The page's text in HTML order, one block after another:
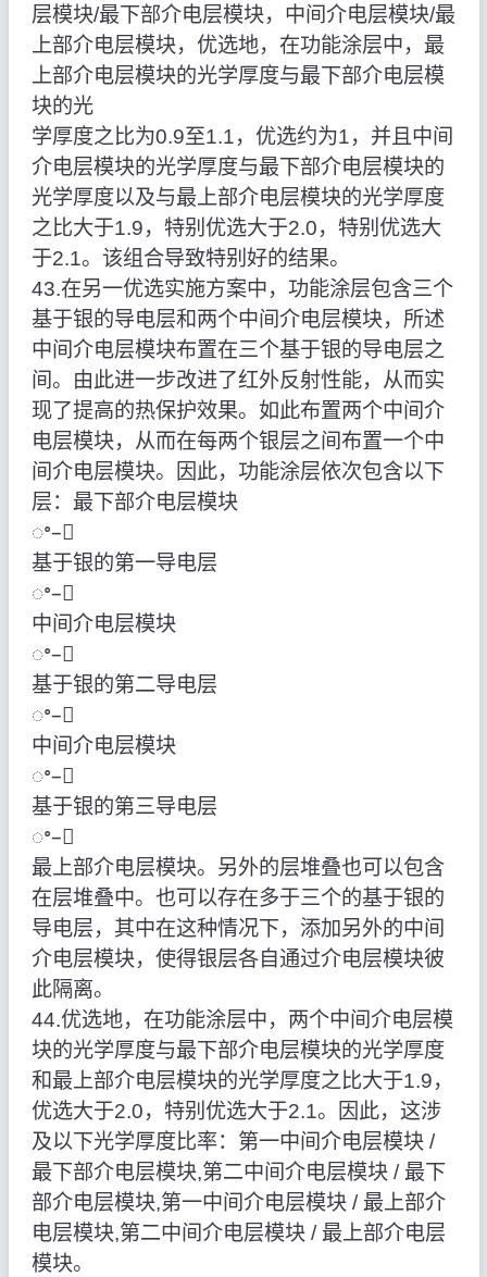
层模块/最下部介电层模块，中间介电层模块/最
上部介电层模块，优选地，在功能涂层中，最
上部介电层模块的光学厚度与最下部介电层模
块的光
学厚度之比为0.9至1.1，优选约为1，并且中间
介电层模块的光学厚度与最下部介电层模块的
光学厚度以及与最上部介电层模块的光学厚度
之比大于1.9，特别优选大于2.0，特别优选大
于2.1。该组合导致特别好的结果。
43.在另一优选实施方案中，功能涂层包含三个
基于银的导电层和两个中间介电层模块，所述
中间介电层模块布置在三个基于银的导电层之
间。由此进一步改进了红外反射性能，从而实
现了提高的热保护效果。如此布置两个中间介
电层模块，从而在每两个银层之间布置一个中
间介电层模块。因此，功能涂层依次包含以下
层：最下部介电层模块
ꢀ–ꢀ
基于银的第一导电层
ꢀ–ꢀ
中间介电层模块
ꢀ–ꢀ
基于银的第二导电层
ꢀ–ꢀ
中间介电层模块
ꢀ–ꢀ
基于银的第三导电层
ꢀ–ꢀ
最上部介电层模块。另外的层堆叠也可以包含
在层堆叠中。也可以存在多于三个的基于银的
导电层，其中在这种情况下，添加另外的中间
介电层模块，使得银层各自通过介电层模块彼
此隔离。
44.优选地，在功能涂层中，两个中间介电层模
块的光学厚度与最下部介电层模块的光学厚度
和最上部介电层模块的光学厚度之比大于1.9，
优选大于2.0，特别优选大于2.1。因此，这涉
及以下光学厚度比率：第一中间介电层模块 /
最下部介电层模块,第二中间介电层模块 / 最下
部介电层模块,第一中间介电层模块 / 最上部介
电层模块,第二中间介电层模块 / 最上部介电层
模块。